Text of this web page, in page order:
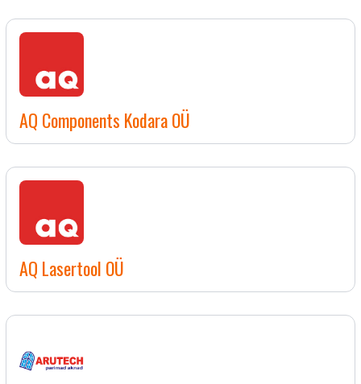
AQ Components Kodara OÜ
AQ Lasertool OÜ